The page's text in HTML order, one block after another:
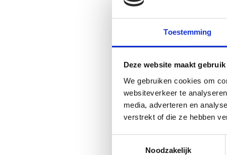
Toestemming
Deze website maakt
We gebruiken cookies om
websiteverkeer te
media, adverteren en
verstrekt of die ze hebben
Noodzakelijk